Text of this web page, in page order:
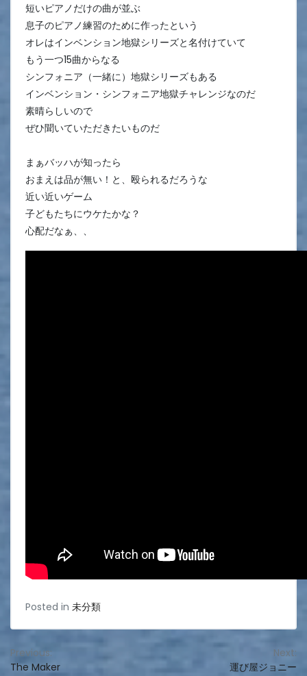
短いピアノだけの曲が並ぶ
息子のピアノ練習のために作ったという
オレはインベンション地獄シリーズと名付けていて
もう一つ15曲からなる
シンフォニア（一緒に）地獄シリーズもある
インベンション・シンフォニア地獄チャレンジなのだ
素晴らしいので
ぜひ聞いていただきたいものだ
まぁバッハが知ったら
おまえは品が無い！と、殴られるだろうな
近い近いゲーム
子どもたちにウケたかな？
心配だなぁ、、
Posted in 未分類
投
Previous:
The Maker
Next:
運び屋ジョニー